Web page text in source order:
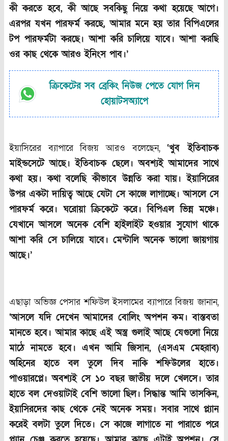
কী করতে হবে,কী আছে সবকিছু নিয়ে কথা হয়েছে আগে।
এরপর যখন পারফর্ম করছে,আমার মনে হয় তার বিপিএলের
টপ পারফর্মটা করছে। আশা করি চালিয়ে যাবে। আশা করছি
ওর কাছ থেকে আরও ইনিংস পাব।’
ক্রিকেটের সব ব্রেকিং নিউজ পেতে যোগ দিন
হোয়াটসঅ্যাপে
ইয়াসিরের ব্যাপারে বিজয় আরও বলেছেন, ‘খুব ইতিবাচক
মাইন্ডসেটে আছে। ইতিবাচক ছেলে। অবশ্যই আমাদের সাথে
কথা হয়। কথা বলেছি কীভাবে উন্নতি করা যায়। ইয়াসিরের
উপর একটা দায়িত্ব আছে যেটা সে কাজে লাগাচ্ছে। আসলে সে
পারফর্ম করে। ঘরোয়া ক্রিকেটে করে। বিপিএল ভিন্ন মঞ্চে।
যেখানে আসলে অনেক বেশি হাইলাইট হওয়ার সুযোগ থাকে
আশা করি সে চালিয়ে যাবে। মেন্টালি অনেক ভালো জায়গায়
আছে।’
এছাড়া অভিজ্ঞ পেসার শফিউল ইসলামের ব্যাপারে বিজয় জানান,
‘আসলে যদি দেখেন আমাদের বোলিং অপশন কম। বাস্তবতা
মানতে হবে। আমার কাছে এই অস্ত্র গুলাই আছে যেগুলো নিয়ে
মাঠে নামতে হবে। এখন আমি জিসান, (এসএম মেহরাব)
অহিনের হাতে বল তুলে দিব নাকি শফিউলের হাতে।
পাওয়ারপ্লে। অবশ্যই সে ১০ বছর জাতীয় দলে খেলসে। তার
হাতে বল দেওয়াটাই বেশি ভালো ছিল। সিদ্ধান্ত আমি তাসকিন,
ইয়াসিরদের কাছ থেকে নেই অনেক সময়। সবার সাথে প্ল্যান
করেই বলটা তুলে দিতে। সে কাজে লাগাতে না পারাতে পরে